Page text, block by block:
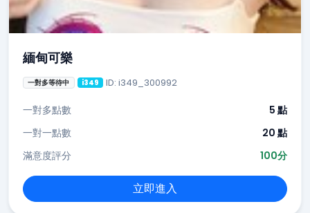
緬甸可樂
一對多等待中 i349 ID: i349_300992
一對多點數
5 點
一對一點數
20 點
滿意度評分
100分
立即進入